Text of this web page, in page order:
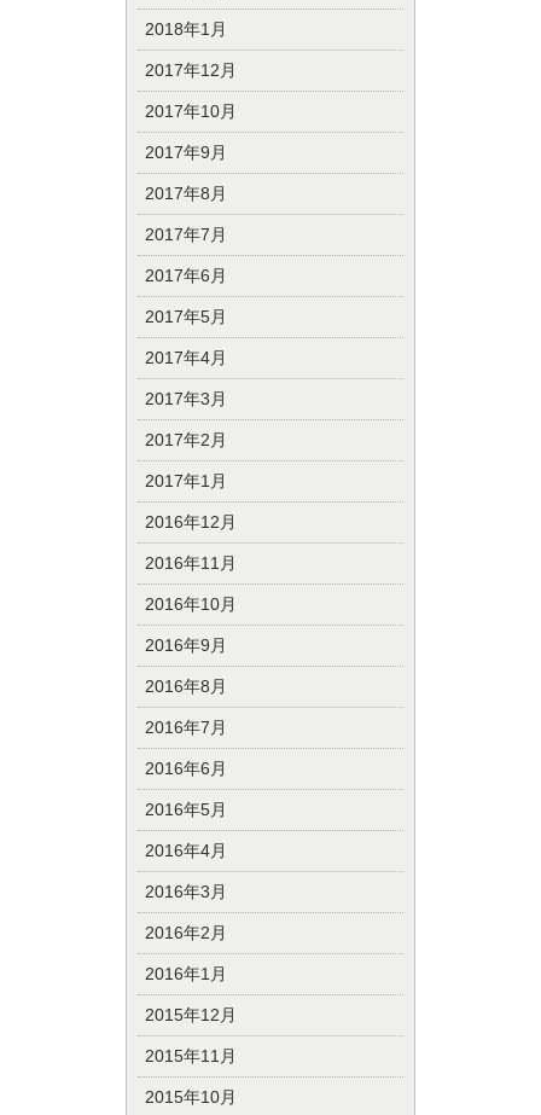
2018年1月
2017年12月
2017年10月
2017年9月
2017年8月
2017年7月
2017年6月
2017年5月
2017年4月
2017年3月
2017年2月
2017年1月
2016年12月
2016年11月
2016年10月
2016年9月
2016年8月
2016年7月
2016年6月
2016年5月
2016年4月
2016年3月
2016年2月
2016年1月
2015年12月
2015年11月
2015年10月